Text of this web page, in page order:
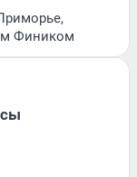
Фиником